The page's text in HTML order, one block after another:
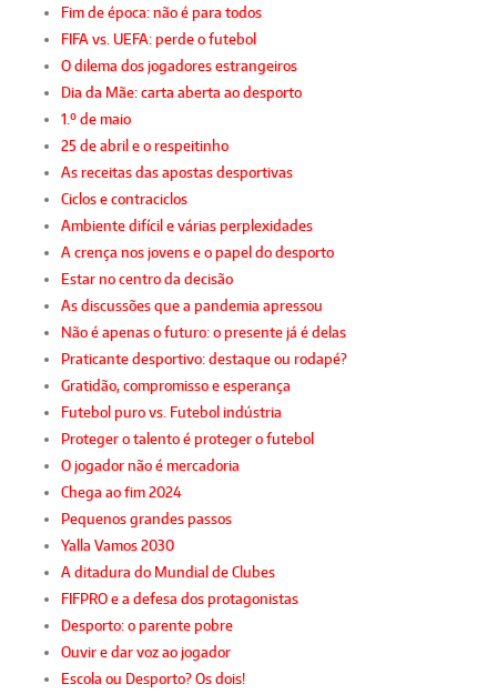
Fim de época: não é para todos
FIFA vs. UEFA: perde o futebol
O dilema dos jogadores estrangeiros
Dia da Mãe: carta aberta ao desporto
1.º de maio
25 de abril e o respeitinho
As receitas das apostas desportivas
Ciclos e contraciclos
Ambiente difícil e várias perplexidades
A crença nos jovens e o papel do desporto
Estar no centro da decisão
As discussões que a pandemia apressou
Não é apenas o futuro: o presente já é delas
Praticante desportivo: destaque ou rodapé?
Gratidão, compromisso e esperança
Futebol puro vs. Futebol indústria
Proteger o talento é proteger o futebol
O jogador não é mercadoria
Chega ao fim 2024
Pequenos grandes passos
Yalla Vamos 2030
A ditadura do Mundial de Clubes
FIFPRO e a defesa dos protagonistas
Desporto: o parente pobre
Ouvir e dar voz ao jogador
Escola ou Desporto? Os dois!